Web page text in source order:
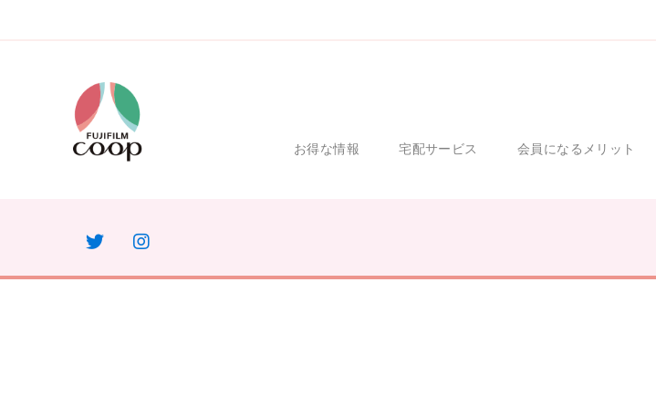
お得な情報 宅配サービス 会員になるメリット